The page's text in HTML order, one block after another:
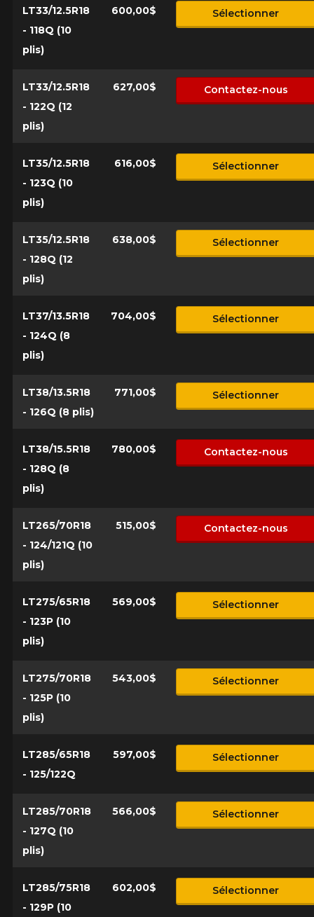
LT33/12.5R18
- 118Q (10
plis)
600,00$ Sélectionner
LT33/12.5R18
- 122Q (12
plis)
627,00$ Contactez-nous
LT35/12.5R18
- 123Q (10
plis)
616,00$ Sélectionner
LT35/12.5R18
- 128Q (12
plis)
638,00$ Sélectionner
LT37/13.5R18
- 124Q (8
plis)
704,00$ Sélectionner
LT38/13.5R18
- 126Q (8 plis)
771,00$ Sélectionner
LT38/15.5R18
- 128Q (8
plis)
780,00$ Contactez-nous
LT265/70R18
- 124/121Q (10
plis)
515,00$ Contactez-nous
LT275/65R18
- 123P (10
plis)
569,00$ Sélectionner
LT275/70R18
- 125P (10
plis)
543,00$ Sélectionner
LT285/65R18
- 125/122Q
597,00$ Sélectionner
LT285/70R18
- 127Q (10
plis)
566,00$ Sélectionner
LT285/75R18
- 129P (10
602,00$ Sélectionner